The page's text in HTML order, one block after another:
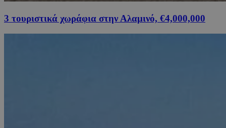
3 τουριστικά χωράφια στην Αλαμινό, €4,000,000